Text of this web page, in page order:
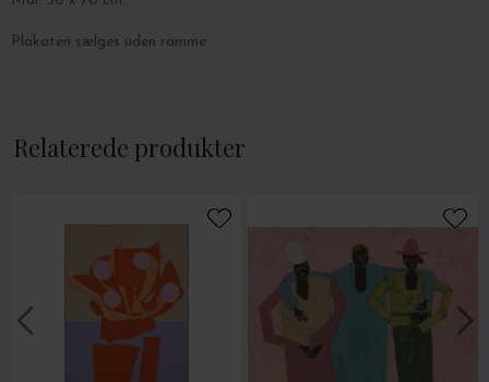
Plakaten sælges uden ramme
Relaterede produkter